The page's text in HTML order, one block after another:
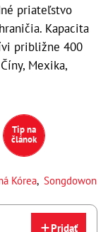
priateľstvo
Kapacita
približne 400
Mexika,
Tip na
článok
Kórea, Songdowon
Pridať